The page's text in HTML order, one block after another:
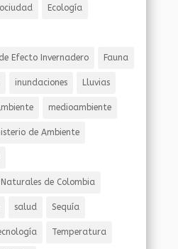
Ecología
Efecto Invernadero Fauna
inundaciones Lluvias
medioambiente
de Ambiente
Naturales de Colombia
salud Sequía
Temperatura